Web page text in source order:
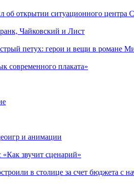
об открытии ситуационного центра
Чайковский и Лист
петух: герои и вещи в романе
современного плаката»
и анимации
звучит сценарий»
в столице за счет бюджета с